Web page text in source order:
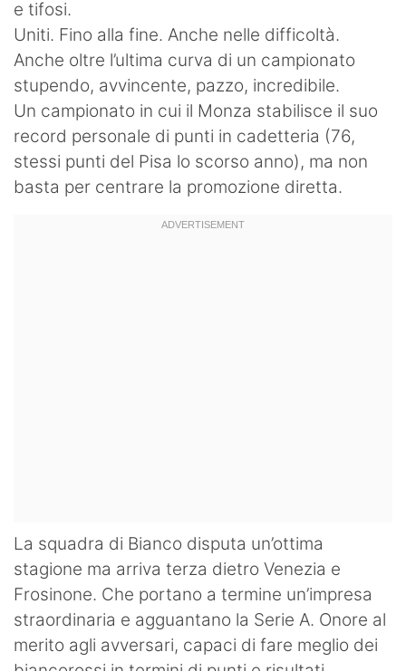
e tifosi.
Uniti. Fino alla fine. Anche nelle difficoltà.
Anche oltre l’ultima curva di un campionato
stupendo, avvincente, pazzo, incredibile.
Un campionato in cui il Monza stabilisce il suo
record personale di punti in cadetteria (76,
stessi punti del Pisa lo scorso anno), ma non
basta per centrare la promozione diretta.
La squadra di Bianco disputa un’ottima
stagione ma arriva terza dietro Venezia e
Frosinone. Che portano a termine un’impresa
straordinaria e agguantano la Serie A. Onore al
merito agli avversari, capaci di fare meglio dei